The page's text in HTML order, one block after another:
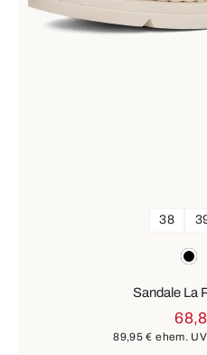
38
Sandale La
89,95 € ehem.